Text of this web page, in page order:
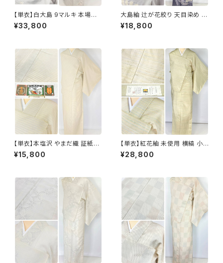
【単衣】白大島 9マルキ 本場大
島紬 証紙付き 小紋 正絹 蔦の
葉 白 紫 緑 オフホワイト 1229
¥33,800
大島紬 辻が花絞り 天目染め 訪
問着 本場大島紬 正絹 グレー
水色 紫 1185
¥18,800
【単衣】本塩沢 やまだ織 証紙付
き 横縞 小紋 正絹 クリーム色 1
350
¥15,800
【単衣】紅花紬 未使用 横縞 小
紋 正絹 黄緑 青 ピンク 薄柳 13
22
¥28,800